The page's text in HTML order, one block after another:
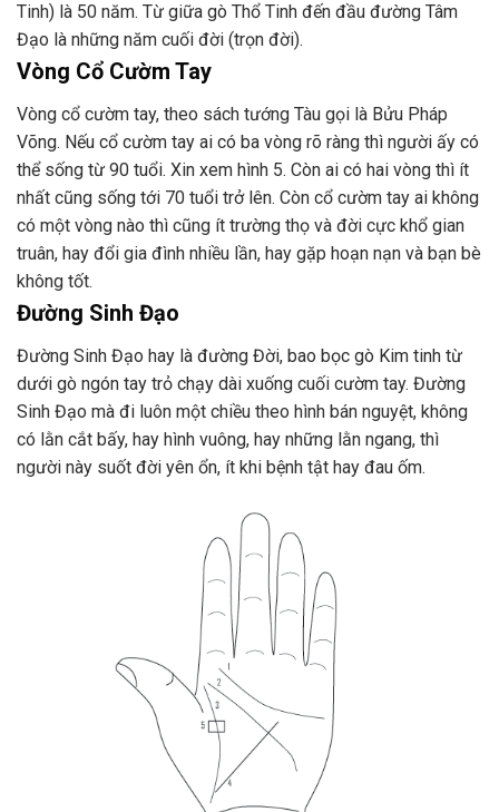
Tinh) là 50 năm. Từ giữa gò Thổ Tinh đến đầu đường Tâm
Đạo là những năm cuối đời (trọn đời).
Vòng Cổ Cườm Tay
Vòng cổ cườm tay, theo sách tướng Tàu gọi là Bửu Pháp
Võng. Nếu cổ cườm tay ai có ba vòng rõ ràng thì người ấy có
thể sống từ 90 tuổi. Xin xem hình 5. Còn ai có hai vòng thì ít
nhất cũng sống tới 70 tuổi trở lên. Còn cổ cườm tay ai không
có một vòng nào thì cũng ít trường thọ và đời cực khổ gian
truân, hay đổi gia đình nhiều lần, hay gặp hoạn nạn và bạn bè
không tốt.
Đường Sinh Đạo
Đường Sinh Đạo hay là đường Đời, bao bọc gò Kim tinh từ
dưới gò ngón tay trỏ chạy dài xuống cuối cườm tay. Đường
Sinh Đạo mà đi luôn một chiều theo hình bán nguyệt, không
có lằn cắt bấy, hay hình vuông, hay những lằn ngang, thì
người này suốt đời yên ổn, ít khi bệnh tật hay đau ốm.